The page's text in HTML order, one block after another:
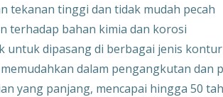
tekanan tinggi dan tidak mudah pecah
terhadap bahan kimia dan korosi
untuk dipasang di berbagai jenis
dalam pengangkutan dan
yang panjang, mencapai hingga 50